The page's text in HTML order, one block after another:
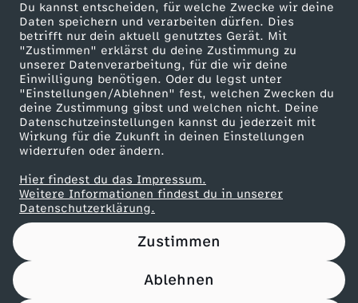
Du kannst entscheiden, für welche Zwecke wir deine
Daten speichern und verarbeiten dürfen. Dies
betrifft nur dein aktuell genutztes Gerät. Mit
"Zustimmen" erklärst du deine Zustimmung zu
unserer Datenverarbeitung, für die wir deine
Einwilligung benötigen. Oder du legst unter
"Einstellungen/Ablehnen" fest, welchen Zwecken du
deine Zustimmung gibst und welchen nicht. Deine
Datenschutzeinstellungen kannst du jederzeit mit
Wirkung für die Zukunft in deinen Einstellungen
widerrufen oder ändern.
Hier findest du das Impressum.
Weitere Informationen findest du in unserer
Datenschutzerklärung.
Zustimmen
Ablehnen
ZDF goes Schule
Werbefernsehen
Mainzelmännchen
Partner
Nutzungsbedingungen